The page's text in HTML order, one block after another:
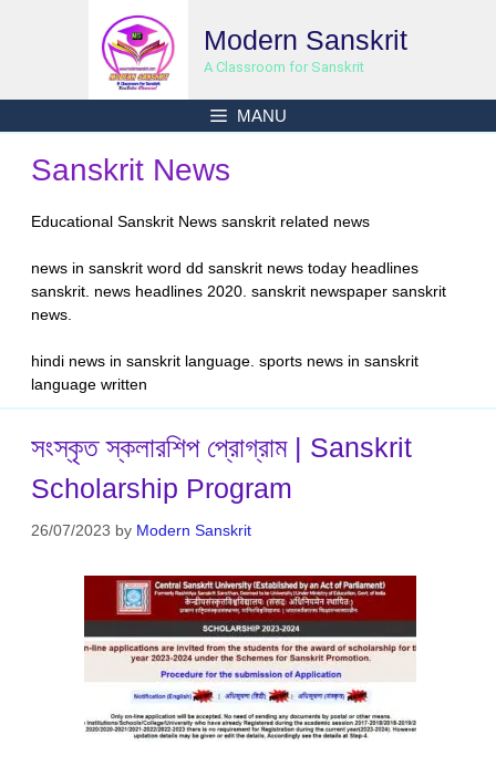
Modern Sanskrit
A Classroom for Sanskrit
MANU
Sanskrit News
Educational Sanskrit News sanskrit related news
news in sanskrit word dd sanskrit news today headlines
sanskrit. news headlines 2020. sanskrit newspaper sanskrit
news.
hindi news in sanskrit language. sports news in sanskrit
language written
সংস্কৃত স্কলারশিপ প্রোগ্রাম | Sanskrit
Scholarship Program
26/07/2023 by Modern Sanskrit